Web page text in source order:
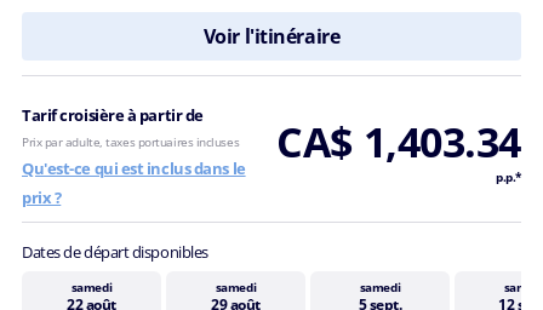
Voir l'itinéraire
Tarif croisière à partir de CA$ 1,403.34
p.p.*
Prix par adulte, taxes portuaires incluses
Qu'est-ce qui est inclus dans le
prix ?
Dates de départ disponibles
samedi
22 août
samedi
29 août
samedi
5 sept. 12